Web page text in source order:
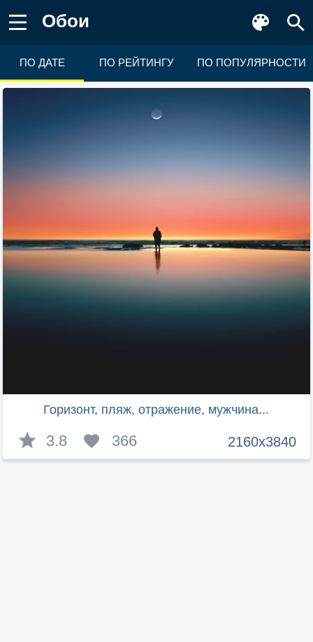
Обои
ПО ДАТЕ ПО РЕЙТИНГУ ПО ПОПУЛЯРНОСТИ
Горизонт, пляж, отражение, мужчина...
2160x3840
3.8 366